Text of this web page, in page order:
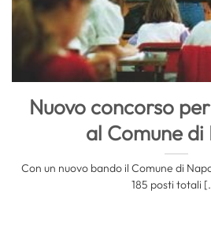
Nuovo concorso
al Comune di
Con un nuovo bando il Comune di
185 posti totali